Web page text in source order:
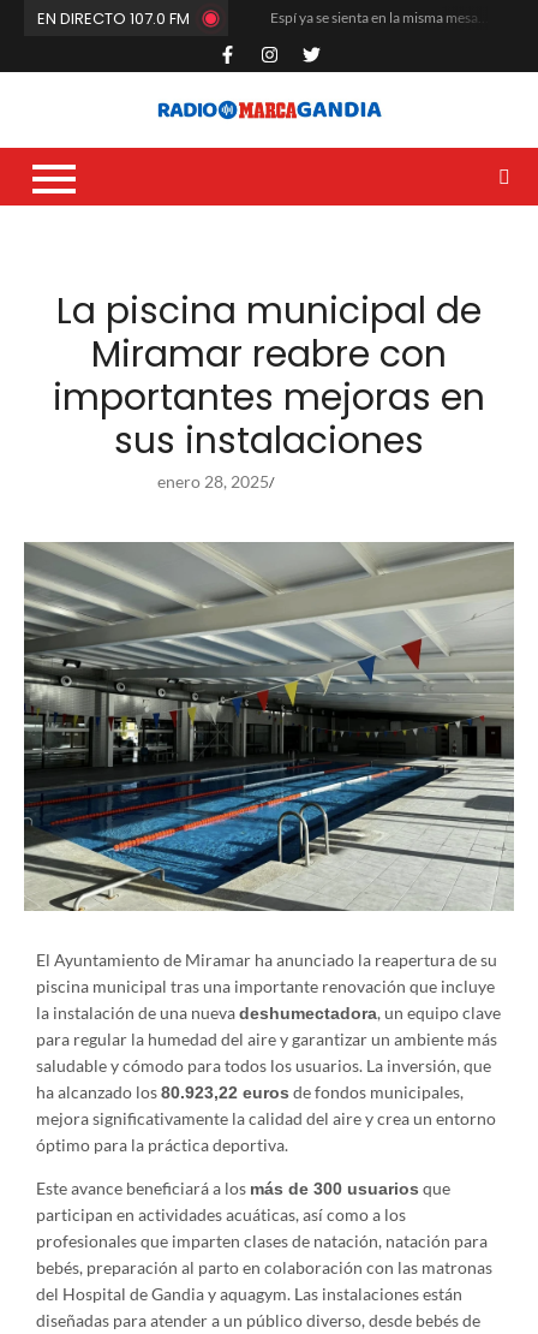
EN DIRECTO 107.0 FM
Espí ya se sienta en la misma mesa que Quiles y los Ferrando
Un altre any més toca renovar i buidar les butxaques
La piscina municipal de
Miramar reabre con
importantes mejoras en
sus instalaciones
enero 28, 2025/
El Ayuntamiento de Miramar ha anunciado la reapertura de su
piscina municipal tras una importante renovación que incluye
la instalación de una nuevadeshumectadora, un equipo clave
para regular la humedad del aire y garantizar un ambiente más
saludable y cómodo para todos los usuarios. La inversión, que
ha alcanzado los80.923,22 euros de fondos municipales,
mejora significativamente la calidad del aire y crea un entorno
óptimo para la práctica deportiva.
Este avance beneficiará a los más de 300 usuarios que
participan en actividades acuáticas, así como a los
profesionales que imparten clases de natación, natación para
bebés, preparación al parto en colaboración con las matronas
del Hospital de Gandia y aquagym. Las instalaciones están
diseñadas para atender a un público diverso, desde bebés de